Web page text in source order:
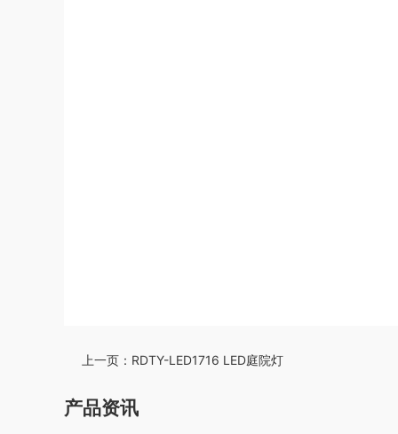
上一页： RDTY-LED1716 LED庭院灯
产品资讯